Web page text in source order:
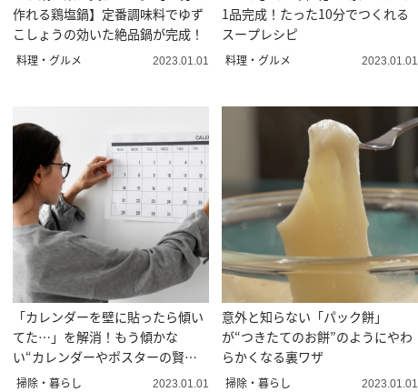
作れる鶏塩鍋】定番調味料でゆず
こしょうの効いた絶品鍋が完成！
料理・グルメ 2023.01.01
1品完成！たった10分でつくれる
スープレシピ
料理・グルメ 2023.01.01
「カレンダーを壁に貼ったら傾い
てた…」を解消！もう傾かな
い“カレンダーやポスターの賢い
貼り方”
掃除・暮らし 2023.01.01
意外と知らない「パック餅」
が“つきたてのお餅”のようにやわ
らかくなる裏ワザ
掃除・暮らし 2023.01.01